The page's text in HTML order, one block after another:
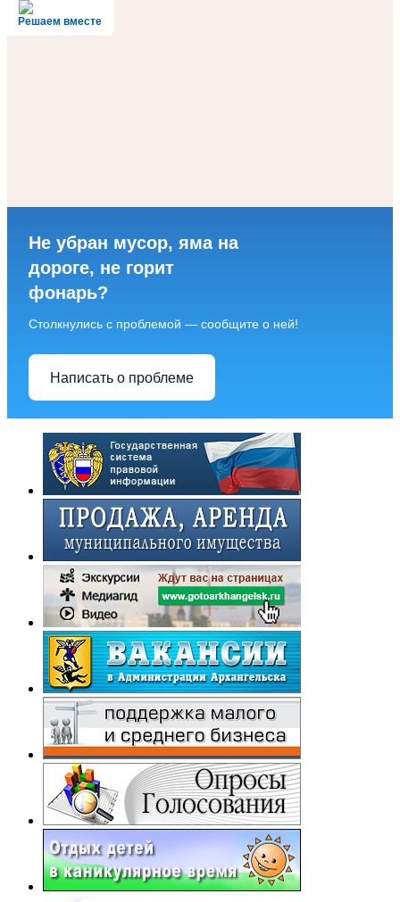
Решаем вместе
Не убран мусор, яма на
дороге, не горит
фонарь?
Столкнулись с проблемой — сообщите о ней!
Написать о проблеме